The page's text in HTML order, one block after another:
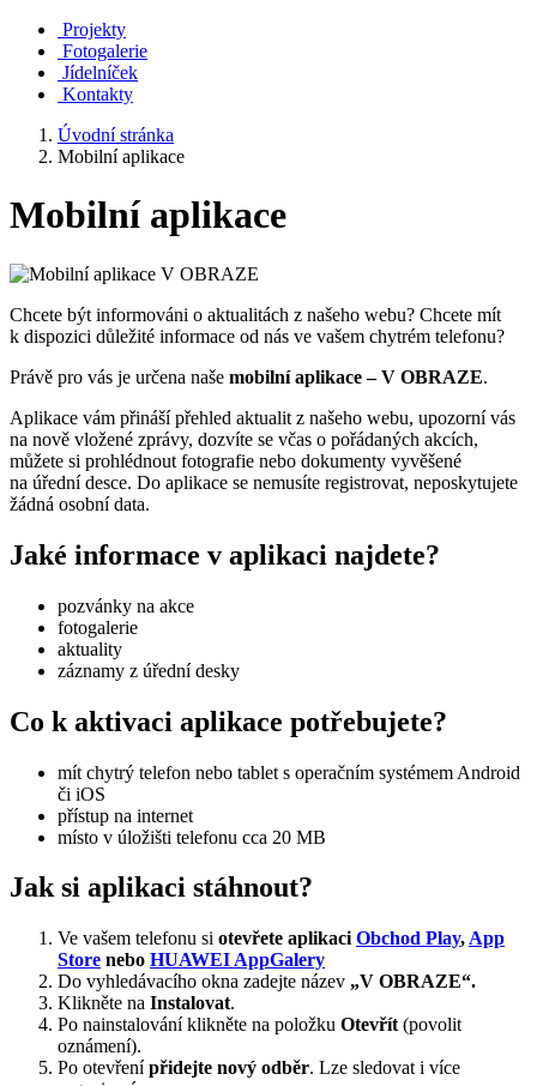
Projekty
Fotogalerie
Jídelníček
Kontakty
Úvodní stránka
Mobilní aplikace
Mobilní aplikace
Chcete být informováni o aktualitách z našeho webu? Chcete mít
k dispozici důležité informace od nás ve vašem chytrém telefonu?
Právě pro vás je určena naše mobilní aplikace – V OBRAZE.
Aplikace vám přináší přehled aktualit z našeho webu, upozorní vás
na nově vložené zprávy, dozvíte se včas o pořádaných akcích,
můžete si prohlédnout fotografie nebo dokumenty vyvěšené
na úřední desce. Do aplikace se nemusíte registrovat, neposkytujete
žádná osobní data.
Jaké informace v aplikaci najdete?
pozvánky na akce
fotogalerie
aktuality
záznamy z úřední desky
Co k aktivaci aplikace potřebujete?
mít chytrý telefon nebo tablet s operačním systémem Android
či iOS
přístup na internet
místo v úložišti telefonu cca 20 MB
Jak si aplikaci stáhnout?
Ve vašem telefonu si otevřete aplikaci Obchod Play, App
Store nebo HUAWEI AppGalery
Do vyhledávacího okna zadejte název „V OBRAZE“.
Klikněte na Instalovat.
Po nainstalování klikněte na položku Otevřít (povolit
oznámení).
Po otevřenípřidejte nový odběr. Lze sledovat i více